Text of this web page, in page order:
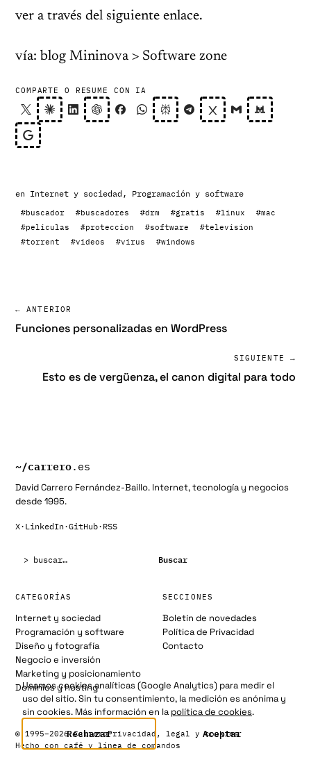
ver a través del siguiente enlace.
vía: blog Mininova > Software zone
COMPARTE O RESUME CON IA
en Internet y sociedad , Programación y software
#buscador #buscadores #drm #gratis #linux
#mac
#peliculas
#proteccion #software
#television
#torrent
#videos #virus #windows
← ANTERIOR
Funciones personalizadas en WordPress
SIGUIENTE →
Esto es de vergüenza, el canon digital para todo
~/carrero.es
David Carrero Fernández-Baillo. Internet, tecnología y negocios
desde 1995.
X· LinkedIn·GitHub· RSS
Buscar
CATEGORÍAS
Internet y sociedad
Programación y software
Diseño y fotografía
Negocio e inversión
Marketing y posicionamiento
Dominios y hosting
SECCIONES
Boletín de novedades
Política de Privacidad
Contacto
© 1995–2026 CarreroPrivacidad, legal y cookies
Hecho con café y línea de comandos
Usamos cookies analíticas (Google Analytics) para medir el
uso del sitio. Sin tu consentimiento, la medición es anónima y
sin cookies. Más información en lapolítica de cookies.
Rechazar Aceptar